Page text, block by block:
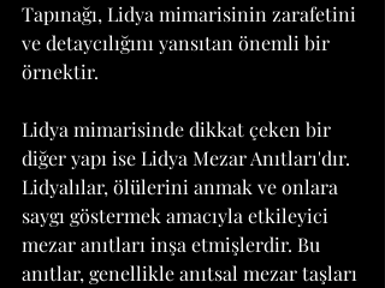
Tapınağı, Lidya mimarisinin zarafetini
ve detaycılığını yansıtan önemli bir
örnektir.
Lidya mimarisinde dikkat çeken bir
diğer yapı ise Lidya Mezar Anıtları'dır.
Lidyalılar, ölülerini anmak ve onlara
saygı göstermek amacıyla etkileyici
mezar anıtları inşa etmişlerdir. Bu
anıtlar, genellikle anıtsal mezar taşları